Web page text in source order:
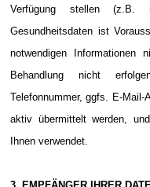
Verfügung stellen (z.B.
Gesundheitsdaten ist
notwendigen Informationen
Behandlung nicht
Telefonnummer, ggfs. E-Mail-
aktiv übermittelt werden,
Ihnen verwendet.